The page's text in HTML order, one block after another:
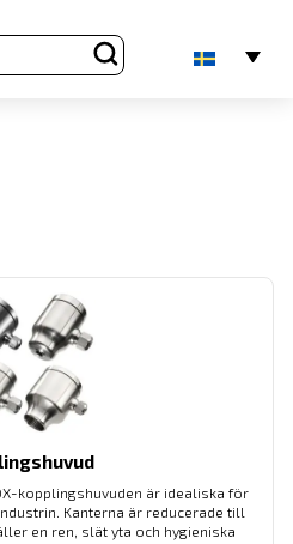
kopplingshuvuden är idealiska för
Kanterna är reducerade till
en ren, slät yta och hygieniska